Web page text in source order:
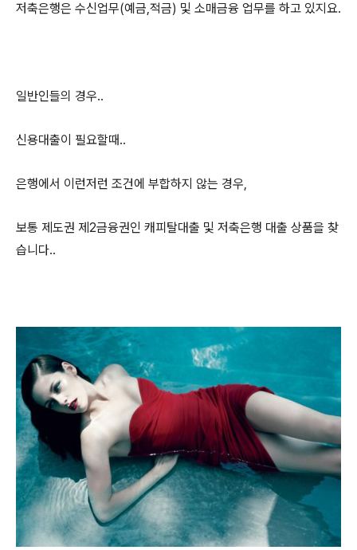
저축은행은 수신업무(예금,적금) 및 소매금융 업무를 하고 있지요.
일반인들의 경우..
신용대출이 필요할때..
은행에서 이런저런 조건에 부합하지 않는 경우,
보통 제도권 제2금융권인 캐피탈대출 및 저축은행 대출 상품을 찾
습니다..